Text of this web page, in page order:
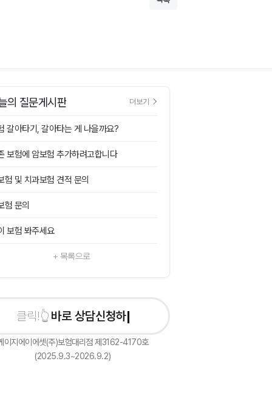
의 질문게시판 더보기
갈아타기, 갈아타는 게 나을까요?
보험에 암보험 추가하려고합니다
험 및 치과보험 견적 문의
험 문의
보험 봐주세요
+ 목록으로
바로 상담신청하기
이지에이에셋(주)보험대리점 제3162-4170호
(2025.9.3~2026.9.2)